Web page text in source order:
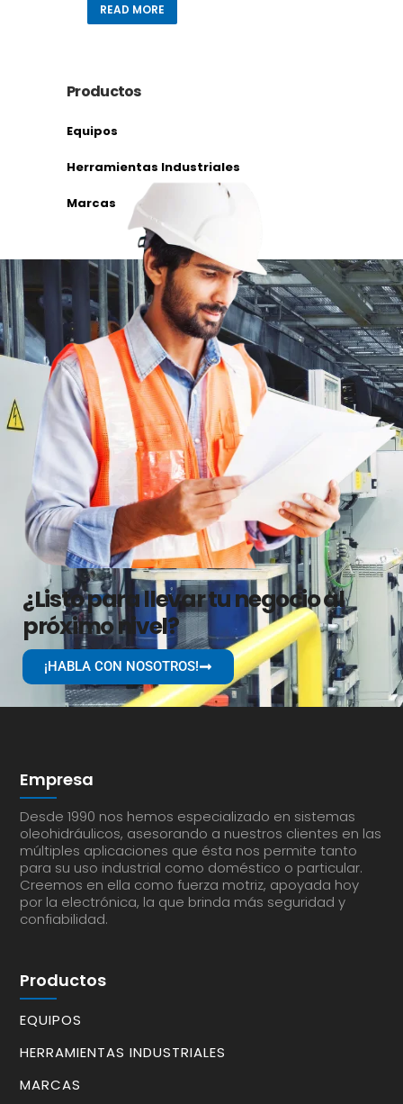
READ MORE
Productos
Equipos
Herramientas Industriales
Marcas
¿Listo para llevar tu negocio al
próximo nivel?
¡HABLA CON NOSOTROS!
Empresa
Desde 1990 nos hemos especializado en sistemas
oleohidráulicos, asesorando a nuestros clientes en las
múltiples aplicaciones que ésta nos permite tanto
para su uso industrial como doméstico o particular.
Creemos en ella como fuerza motriz, apoyada hoy
por la electrónica, la que brinda más seguridad y
confiabilidad.
Productos
EQUIPOS
HERRAMIENTAS INDUSTRIALES
MARCAS